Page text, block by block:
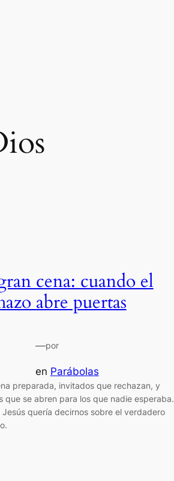
cena: cuando el
abre puertas
—por
en Parábolas
preparada, invitados que rechazan, y
que se abren para los que nadie esperaba.
Jesús quería decirnos sobre el verdadero